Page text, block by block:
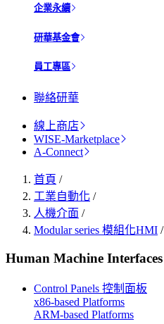
企業永續
研華基金會
員工專區
聯絡研華
線上商店
WISE-Marketplace
A-Connect
首頁 /
工業自動化 /
人機介面 /
Modular series 模組化HMI /
Human Machine Interfaces
Control Panels 控制面板
x86-based Platforms
ARM-based Platforms